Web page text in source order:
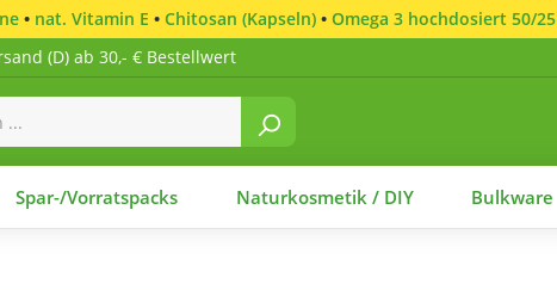
• nat. Vitamin E • Chitosan (Kapseln) • Omega 3 hochdosiert 50/25
(D) ab 30,- € Bestellwert
Spar-/Vorratspacks Naturkosmetik / DIY Bulkware